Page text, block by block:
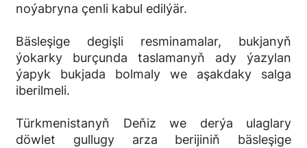
noýabryna çenli kabul edilýär.
Bäsleşige degişli resminamalar, bukjanyň
ýokarky burçunda taslamanyň ady ýazylan
ýapyk bukjada bolmaly we aşakdaky salga
iberilmeli.
Türkmenistanyň Deňiz we derýa ulaglary
döwlet gullugy arza berijiniň bäsleşige